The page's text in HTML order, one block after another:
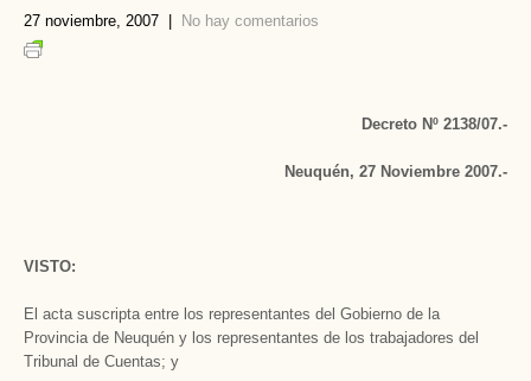
27 noviembre, 2007 No hay comentarios
Decreto Nº 2138/07.-
Neuquén, 27 Noviembre 2007.-
VISTO:
El acta suscripta entre los representantes del Gobierno de la
Provincia de Neuquén y los representantes de los trabajadores del
Tribunal de Cuentas; y